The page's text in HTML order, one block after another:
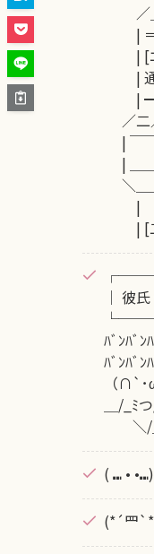
／＿
| ＝
| [ﾆ
|
|
／二
| ￣
| ＿
＼＿
|
| [
│ 彼
ﾊﾞﾝﾊﾞﾝ
ﾊﾞﾝﾊﾞﾝ
（∩`･
＿/_ﾐ
＼/
( ⑉ •
(*´罒